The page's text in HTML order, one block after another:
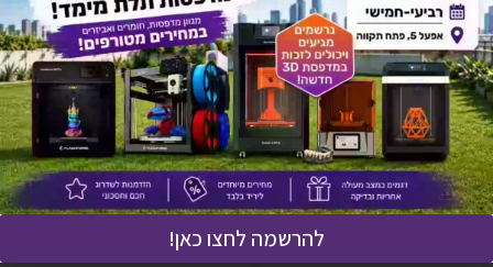
Multi-Axis Turntable שולחן
להרשמה לחצו כאן!